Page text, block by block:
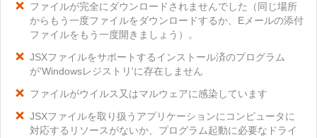
ファイルが完全にダウンロードされませんでした（同じ場所
からもう一度ファイルをダウンロードするか、Eメールの添付
ファイルをもう一度開きましょう）。
JSXファイルをサポートするインストール済のプログラム
が'Windowsレジストリ'に存在しません
ファイルがウイルス又はマルウェアに感染しています
JSXファイルを取り扱うアプリケーションにコンピュータに
対応するリソースがないか、プログラム起動に必要なドライ